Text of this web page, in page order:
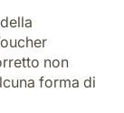
non
forma di